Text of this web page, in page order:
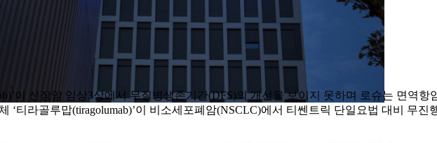
이 신장암 임상3상에서 무질병생존기간(DFS)의 개선을 보이지 못하며 로슈는 면역
티라골루맙(tiragolumab)’이 비소세포폐암(NSCLC)에서 티쎈트릭 단일요법 대비 무진